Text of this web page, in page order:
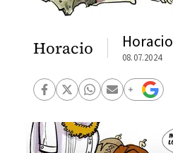
Horacio Horacio
08.07.2024